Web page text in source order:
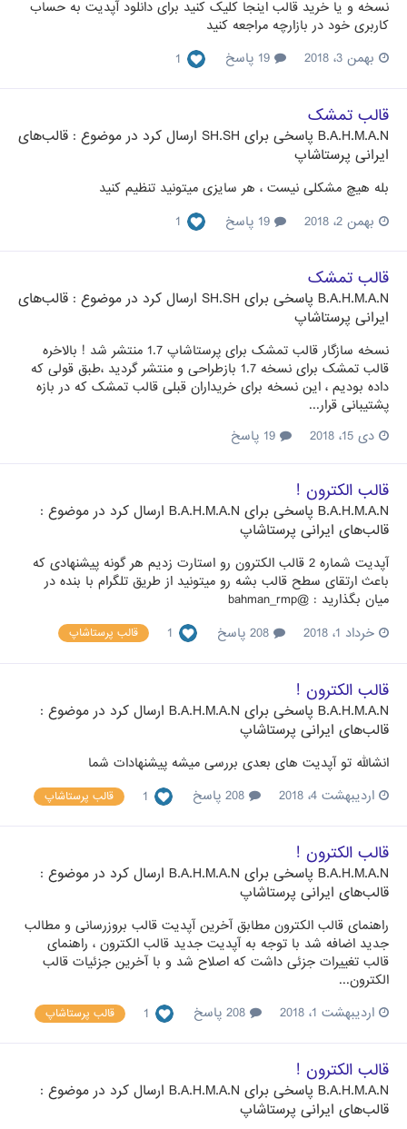
نسخه و یا خرید قالب اینجا کلیک کنید برای دانلود آپدیت به حساب
کاربری خود در بازارچه مراجعه کنید
بهمن 3، 2018
1
قالب تمشک
B.A.H.M.A.N پاسخی برای SH.SH ارسال کرد در موضوع : قالب‌های
ایرانی پرستاشاپ
بله هیچ مشکلی نیست ، هر سایزی میتونید تنظیم کنید
بهمن 2، 2018
1
قالب تمشک
B.A.H.M.A.N پاسخی برای SH.SH ارسال کرد در موضوع : قالب‌های
ایرانی پرستاشاپ
نسخه سازگار قالب تمشک برای پرستاشاپ 1.7 منتشر شد ! بالاخره
قالب تمشک برای نسخه 1.7 بازطراحی و منتشر گردید ،طبق قولی که
داده بودیم ، این نسخه برای خریداران قبلی قالب تمشک که در بازه
پشتیبانی قرار...
دی 15، 2018
قالب الکترون !
B.A.H.M.A.N پاسخی برای B.A.H.M.A.N ارسال کرد در موضوع :
قالب‌های ایرانی پرستاشاپ
آپدیت شماره 2 قالب الکترون رو استارت زدیم هر گونه پیشنهادی که
باعث ارتقای سطح قالب بشه رو میتونید از طریق تلگرام با بنده در
میان بگذارید : @bahman_rmp
خرداد 1، 2018
1 قالب پرستاشاپ
قالب الکترون !
B.A.H.M.A.N پاسخی برای B.A.H.M.A.N ارسال کرد در موضوع :
قالب‌های ایرانی پرستاشاپ
انشالله تو آپدیت های بعدی بررسی میشه پیشنهادات شما
اردیبهشت 4، 2018
1 قالب پرستاشاپ
قالب الکترون !
B.A.H.M.A.N پاسخی برای B.A.H.M.A.N ارسال کرد در موضوع :
قالب‌های ایرانی پرستاشاپ
راهنمای قالب الکترون مطابق آخرین آپدیت قالب بروزرسانی و مطالب
جدید اضافه شد با توجه به آپدیت جدید قالب الکترون ، راهنمای
قالب تغییرات جزئی داشت که اصلاح شد و با آخرین جزئیات قالب
الکترون...
اردیبهشت 1، 2018
1 قالب پرستاشاپ
قالب الکترون !
B.A.H.M.A.N پاسخی برای B.A.H.M.A.N ارسال کرد در موضوع :
قالب‌های ایرانی پرستاشاپ